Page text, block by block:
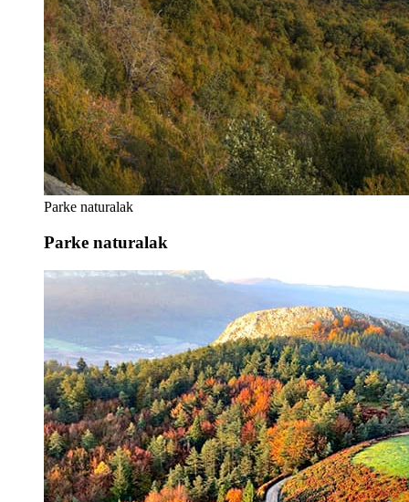
Parke naturalak
Parke naturalak